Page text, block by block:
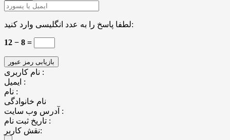
لطفا پاسخ را به عدد انگلیسی وارد کنید:
12 − 8 =
نام کاربری :
ایمیل :
نام :
نام خانوادگی
آدرس وب سایت :
تاریخ ثبت نام :
نقش کاربر: